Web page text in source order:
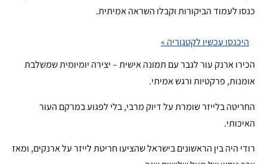
כנסו לעמוד הביקורות וקבלו השראה אמיתית.
היכנסו עכשיו לקטגוריה »
הכירו ארנק עור לגבר עם תמונה אישית – יצירה יומיומית שמשלבת
אומנות, פרקטיות ורגש אמיתי.
החריטה בלייזר שומרת על דיוק מרבי, בלי לפגוע במרקם העור
האיכותי.
רודי היה בין הראשונים בישראל שהציעו חריטת לייזר על ארנקים, ומאז